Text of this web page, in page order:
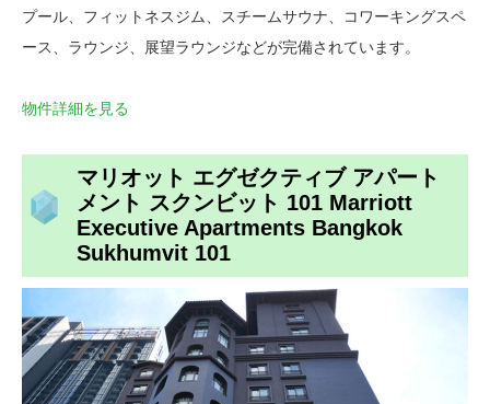
プール、フィットネスジム、スチームサウナ、コワーキングスペ
ース、ラウンジ、展望ラウンジなどが完備されています。
物件詳細を見る
マリオット エグゼクティブ アパート
メント スクンビット 101 Marriott
Executive Apartments Bangkok
Sukhumvit 101